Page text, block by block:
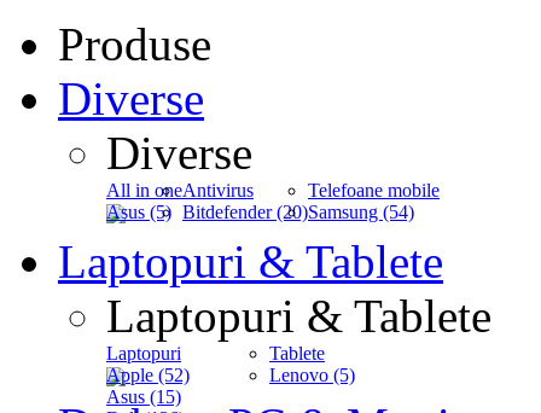
Produse
Diverse
Diverse
All in one
Asus (5)
Antivirus
Bitdefender (20)
Telefoane mobile
Samsung (54)
Laptopuri & Tablete
Laptopuri & Tablete
Laptopuri
Apple (52)
Asus (15)
Tablete
Lenovo (5)